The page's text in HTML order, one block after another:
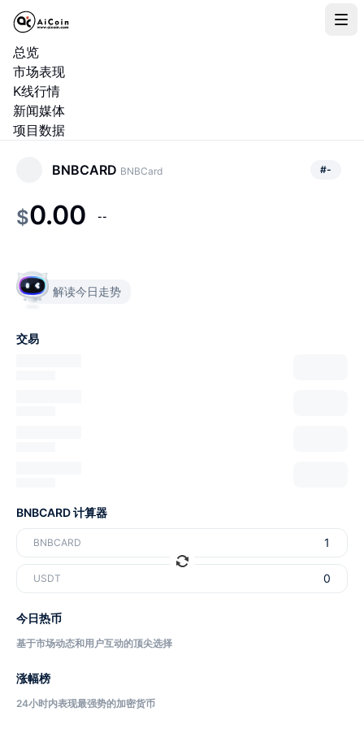
总览
市场表现
K线行情
新闻媒体
项目数据
BNBCARD BNBCard #-
$0.00 --
解读今日走势
交易
BNBCARD 计算器
BNBCARD
USDT
今日热币
基于市场动态和用户互动的顶尖选择
涨幅榜
24小时内表现最强势的加密货币